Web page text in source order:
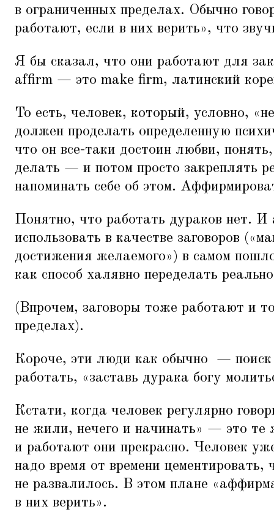
в ограниченных пределах. Обычно
работают, если в них верить», что
Я бы сказал, что они работают для
affirm — это make firm, латинский
То есть, человек, который, условно, «
должен проделать определенную
что он все-таки достоин любви,
делать — и потом просто закреплять
напоминать себе об этом.
Понятно, что работать дураков нет.
использовать в качестве заговоров
достижения желаемого») в самом
как способ халявно переделать
(Впрочем, заговоры тоже работают и
пределах).
Короче, эти люди как обычно — поиск
работать, «заставь дурака богу
Кстати, когда человек регулярно
не жили, нечего и начинать» — это
и работают они прекрасно. Человек
надо время от времени цементировать,
не развалилось. В этом плане «
в них верить».